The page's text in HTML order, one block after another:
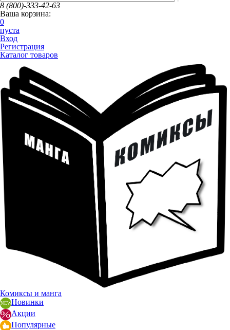
8 (800)-333-42-63
Ваша корзина:
0
пуста
Вход
Регистрация
Каталог товаров
Комиксы и манга
Новинки
Акции
Популярные